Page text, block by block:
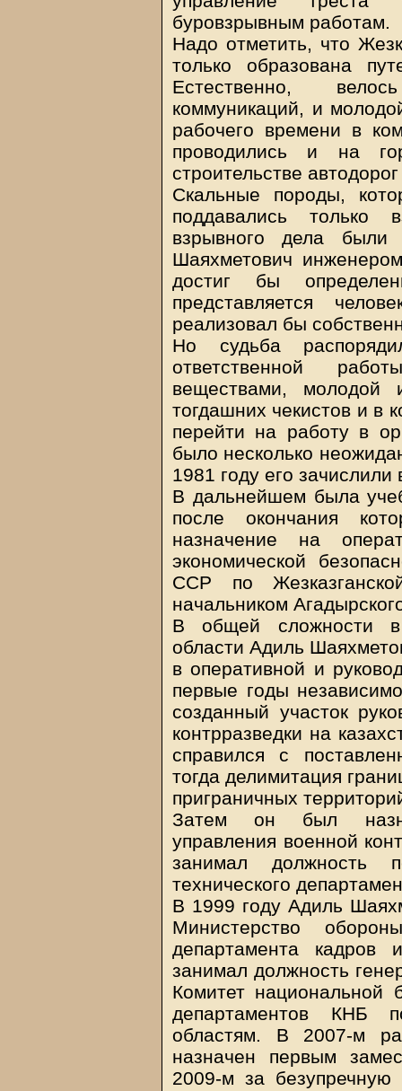
буровзрывным работам.
Надо отметить, что
только образована
Естественно,
коммуникаций, и
рабочего времени в
проводились и на
строительстве
Скальные породы,
поддавались только
взрывного дела
Шаяхметович
достиг бы
представляется
реализовал бы
Но судьба
ответственной
веществами,
тогдашних чекистов и в
перейти на работу в
было несколько
1981 году его
В дальнейшем была
после окончания
назначение на
экономической
ССР по
начальником
В общей сложности в
области Адиль
в оперативной и
первые годы
созданный участок
контрразведки на
справился с
тогда делимитация
приграничных
Затем он был
управления военной
занимал должность
технического
В 1999 году Адиль
Министерство
департамента кадров
занимал должность
Комитет национальной
департаментов КНБ
областям. В 2007-м
назначен первым
2009-м за